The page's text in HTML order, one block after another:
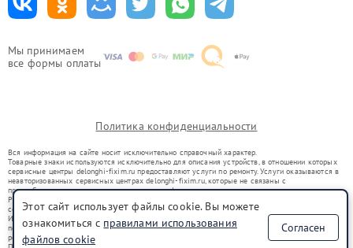
Мы принимаем
все формы оплаты
Политика конфиденциальности
Вся информация на сайте носит исключительно справочный характер.
Товарные знаки используются исключительно для описания устройств, в отношении которых
сервисные центры delonghi-fixim.ru предоставляют услуги по ремонту. Услуги оказываются в
неавторизованных сервисных центрах delonghi-fixim.ru, которые не связаны с
правообладателями товарных знаков или их официальными представителями.
Ремонт осуществляется для устройств, уже введенных в гражданский оборот в соответствии
со статьей 1487 ГК РФ.
Использование товарных знаков не преследует цели индивидуализации услуг или введения
потребителей в заблуждение, а служит для информирования о предоставляемых услугах по
ремонту техники указанных брендов.
Этот сайт использует файлы cookie. Вы можете
ознакомиться с правилами использования
файлов cookie
Согласен